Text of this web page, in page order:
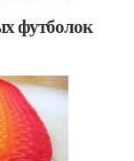
футболок